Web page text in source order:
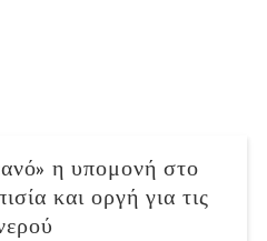
η υπομονή στο
και οργή για τις